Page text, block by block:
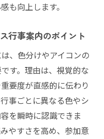
も向上します。
行事案内のポイント
、色分けやアイコンの
す。理由は、視覚的な
要度が直感的に伝わり
事ごとに異なる色やシ
を瞬時に認識できま
やすさを高め、参加意